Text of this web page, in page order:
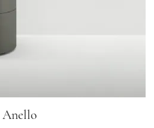
Anello